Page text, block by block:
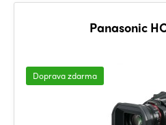
Panasonic
Doprava zdarma